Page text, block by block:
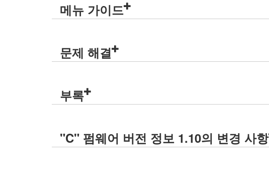
메뉴 가이드
문제 해결
부록
"C" 펌웨어 버전 정보 1.10의 변경 사항